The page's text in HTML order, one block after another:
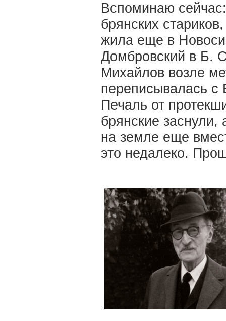
Вспоминаю
брянских
жила еще в
Домбровский в Б.
Михайлов возле
переписывалась с
Печаль от
брянские
на земле еще
это недалеко.